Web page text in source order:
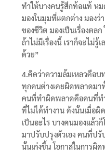
ทำให้บางคนรู้สึกท้อแท้ ห
มองในมุมที่แตกต่าง มองว่
ของชีวิต มองเป็นเรื่องตล
ถ้าไม่มีเรื่องนี้ เราก็จะไ
ด้วย”
4.คิดว่าความล้มเหลวคือบ
ทุกคนต่างเคยผิดพลาดมา
คนที่ทำผิดพลาดคือคนที่ท
ที่ไม่ได้ทำงาน ดังนั้นเมื่อผิ
เป็นอะไร บางคนมองแล้ว
มาปรับปรุงตัวเอง คนที่ปรั
นั้นเก่งขึ้น โอกาสในการผิ